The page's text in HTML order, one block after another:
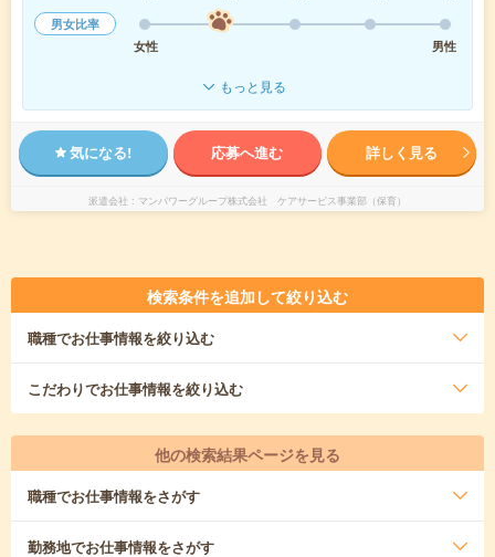
男女比率
女性
男性
もっと見る
気になる! 応募へ進む 詳しく見る
派遣会社 マンパワーグループ株式会社 ケアサービス事業部（保育）
検索条件を追加して絞り込む
職種でお仕事情報を絞り込む
こだわりでお仕事情報を絞り込む
他の検索結果ページを見る
職種でお仕事情報をさがす
勤務地でお仕事情報をさがす